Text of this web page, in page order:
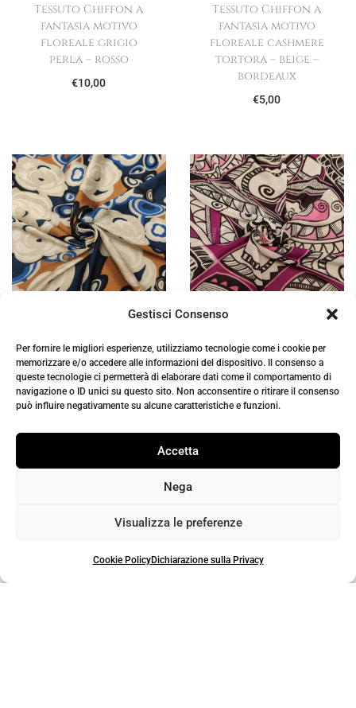
Gestisci Consenso
Per fornire le migliori esperienze, utilizziamo tecnologie come i cookie per
memorizzare e/o accedere alle informazioni del dispositivo. Il consenso a
queste tecnologie ci permetterà di elaborare dati come il comportamento di
navigazione o ID unici su questo sito. Non acconsentire o ritirare il consenso
può influire negativamente su alcune caratteristiche e funzioni.
Accetta
Nega
Visualizza le preferenze
Cookie PolicyDichiarazione sulla Privacy
Tessuto Chiffon a
fantasia motivo
floreale grigio
perla – rosso
€10,00
Tessuto Chiffon a
fantasia motivo
floreale cashmere
tortora – beige –
bordeaux
€5,00
Tessuto Chiffon a
fantasia motivo
floreale blu navy –
blu elettrico –
tabacco – beige
€5,00
Tessuto Chiffon a
fantasia motivo
astratto nero –
bianco – fucsia